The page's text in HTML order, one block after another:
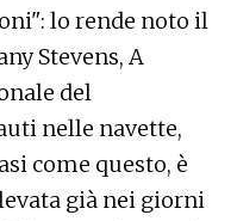
lo rende noto il
Stevens, A
del
nelle navette,
come questo, è
già nei giorni